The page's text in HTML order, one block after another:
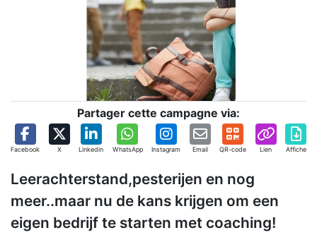
Partager cette campagne via:
Facebook X Linkedin WhatsApp Instagram Email QR-code Lien Affiche
Leerachterstand,pesterijen en nog
meer..maar nu de kans krijgen om een
eigen bedrijf te starten met coaching!